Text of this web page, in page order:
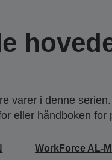
varer i denne
eller håndboken for
WorkForce AL-